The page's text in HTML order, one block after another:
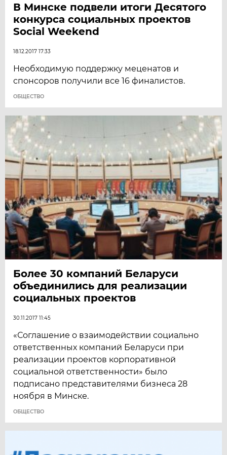
В Минске подвели итоги Десятого
конкурса социальных проектов
Social Weekend
18.12.2017 17:33
Необходимую поддержку меценатов и
спонсоров получили все 16 финалистов.
ОБЩЕСТВО
Более 30 компаний Беларуси
объединились для реализации
социальных проектов
30.11.2017 11:45
«Соглашение о взаимодействии социально
ответственных компаний Беларуси при
реализации проектов корпоративной
социальной ответственности» было
подписано представителями бизнеса 28
ноября в Минске.
ОБЩЕСТВО